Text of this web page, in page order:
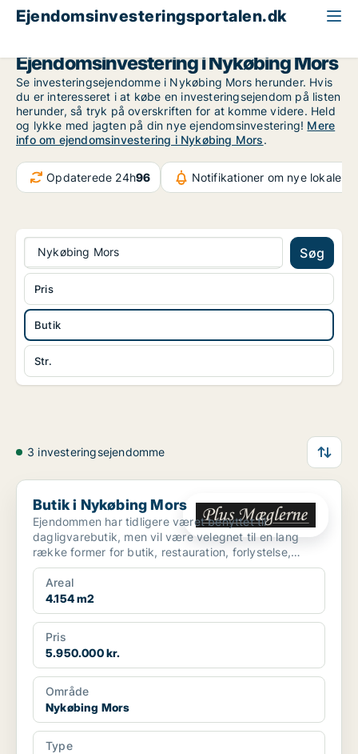
Ejendomsinvesteringsportalen.dk
Ejendomsinvestering i Nykøbing Mors
Se investeringsejendomme i Nykøbing Mors herunder. Hvis
du er interesseret i at købe en investeringsejendom på listen
herunder, så tryk på overskriften for at komme videre. Held
og lykke med jagten på din nye ejendomsinvestering! Mere
info om ejendomsinvestering i Nykøbing Mors.
Opdaterede 24h96 Notifikationer om nye lokaler
Nykøbing Mors Søg
Butik
Str.
Pris
3 investeringsejendomme
Butik i Nykøbing Mors
Butik i Nykøbing Mors
Ejendommen har tidligere været benyttet til
dagligvarebutik, men vil være velegnet til en lang
række former for butik, restauration, forlystelse,
fitness m.m...
Areal
4.154 m2
Pris
5.950.000 kr.
Område
Nykøbing Mors
Type